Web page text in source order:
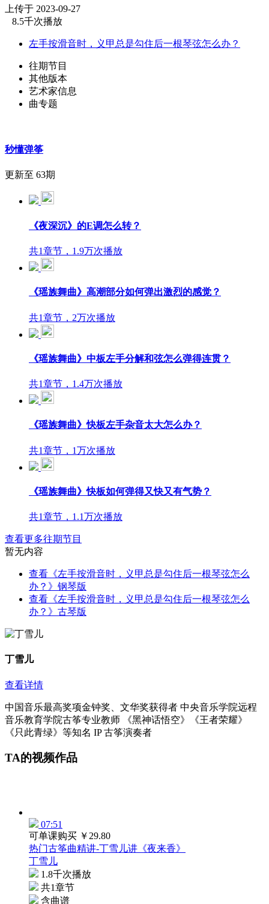
上传于 2023-09-27
8.5千次播放
左手按滑音时，义甲总是勾住后一根琴弦怎么办？
往期节目
其他版本
艺术家信息
曲专题
秒懂弹筝
更新至 63期
《夜深沉》的E调怎么转？
共1章节，1.9万次播放
《瑶族舞曲》高潮部分如何弹出激烈的感觉？
共1章节，2万次播放
《瑶族舞曲》中板左手分解和弦怎么弹得连贯？
共1章节，1.4万次播放
《瑶族舞曲》快板左手杂音太大怎么办？
共1章节，1万次播放
《瑶族舞曲》快板如何弹得又快又有气势？
共1章节，1.1万次播放
查看更多往期节目
暂无内容
查看《左手按滑音时，义甲总是勾住后一根琴弦怎么
办？》钢琴版
查看《左手按滑音时，义甲总是勾住后一根琴弦怎么
办？》古琴版
丁雪儿
查看详情
中国音乐最高奖项金钟奖、文华奖获得者 中央音乐学院远程
音乐教育学院古筝专业教师 《黑神话悟空》《王者荣耀》
《只此青绿》等知名 IP 古筝演奏者
TA的视频作品
07:51
可单课购买 ￥29.80
热门古筝曲精讲-丁雪儿讲《夜来香》
丁雪儿
1.8千次播放
共1章节
含曲谱